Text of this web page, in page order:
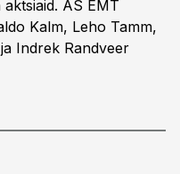
AS EMT
Kalm, Leho Tamm,
Indrek Randveer